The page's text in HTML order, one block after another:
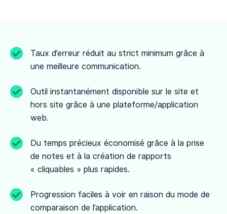
Taux d’erreur réduit au strict minimum grâce à
une meilleure communication.
Outil instantanément disponible sur le site et
hors site grâce à une plateforme/application
web.
Du temps précieux économisé grâce à la prise
de notes et à la création de rapports
« cliquables » plus rapides.
Progression faciles à voir en raison du mode de
comparaison de l’application.